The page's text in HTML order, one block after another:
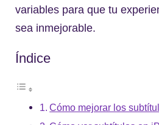
variables para que tu
sea inmejorable.
Índice
Cómo mejorar los